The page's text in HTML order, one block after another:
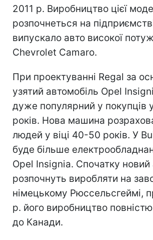
2011 р. Виробництво цієї
розпочнеться на
випускало авто високої
Chevrolet Camaro.
При проектуванні Regal за
узятий автомобіль Opel
дуже популярний у покупців у
років. Нова машина
людей у віці 40-50 років. У
буде більше
Opel Insignia. Спочатку новий
розпочнуть виробляти на
німецькому Рюссельсгеймі,
р. його виробництво
до Канади.